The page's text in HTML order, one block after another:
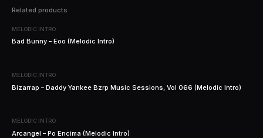
Related products
MELODIC INTRO
Bad Bunny – Eoo (Melodic Intro)
MELODIC INTRO
Bizarrap – Daddy Yankee Bzrp Music Sessions, Vol 066 (Melodic Intro)
MELODIC INTRO
Arcangel – Po Encima (Melodic Intro)